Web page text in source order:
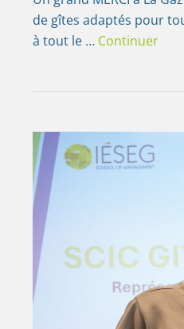
de gîtes adaptés pour
à tout le … Continuer